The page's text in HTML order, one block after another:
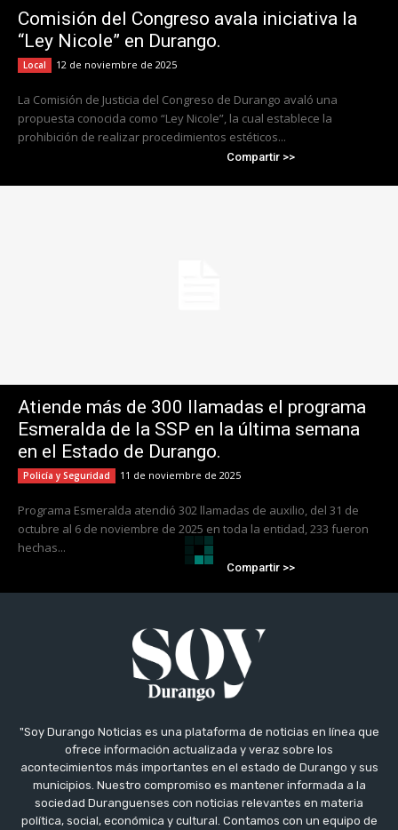
Comisión del Congreso avala iniciativa la
“Ley Nicole” en Durango.
Local 12 de noviembre de 2025
La Comisión de Justicia del Congreso de Durango avaló una
propuesta conocida como “Ley Nicole”, la cual establece la
prohibición de realizar procedimientos estéticos...
Compartir >>
Atiende más de 300 llamadas el programa
Esmeralda de la SSP en la última semana
en el Estado de Durango.
Policía y Seguridad 11 de noviembre de 2025
Programa Esmeralda atendió 302 llamadas de auxilio, del 31 de
octubre al 6 de noviembre de 2025 en toda la entidad, 233 fueron
hechas...
Compartir >>
"Soy Durango Noticias es una plataforma de noticias en línea que
ofrece información actualizada y veraz sobre los
acontecimientos más importantes en el estado de Durango y sus
municipios. Nuestro compromiso es mantener informada a la
sociedad Duranguenses con noticias relevantes en materia
política, social, económica y cultural. Contamos con un equipo de